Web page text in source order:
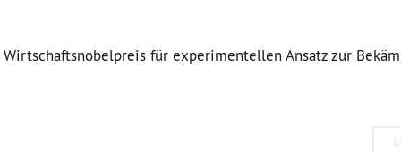
für experimentellen Ansatz zur